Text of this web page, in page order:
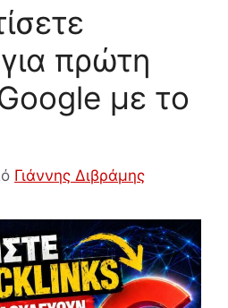
πρώτη
με το
Γιάννης Διβράμης